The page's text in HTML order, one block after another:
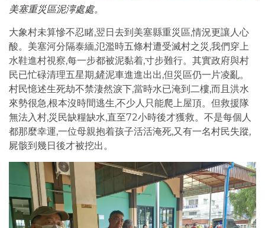
美塞重災區泥濘處處。
大象村未算慘不忍睹,翌日去到美塞縣重災區,情況更讓人心
酸。美塞河分隔泰緬,氾濫時五條村遭受滅村之災,我們穿上
水鞋進村視察,每一步都被泥黏着,寸步難行。其實政府與村
民已忙碌清理五星期,鏟泥車進進出出,但災區仍一片凌亂。
村民憶述生死劫不禁淒然淚下,當時水已淹到二樓,而且洪水
來勢很急,根本沒時間逃生,不少人只能爬上屋頂。但救援隊
無法入村,災民缺糧缺水,直至72小時後才獲救。不是每個人
都那麼幸運,一位母親抱着孩子活活淹死,又有一名村民失蹤,
屍骸到幾日後才被挖出。